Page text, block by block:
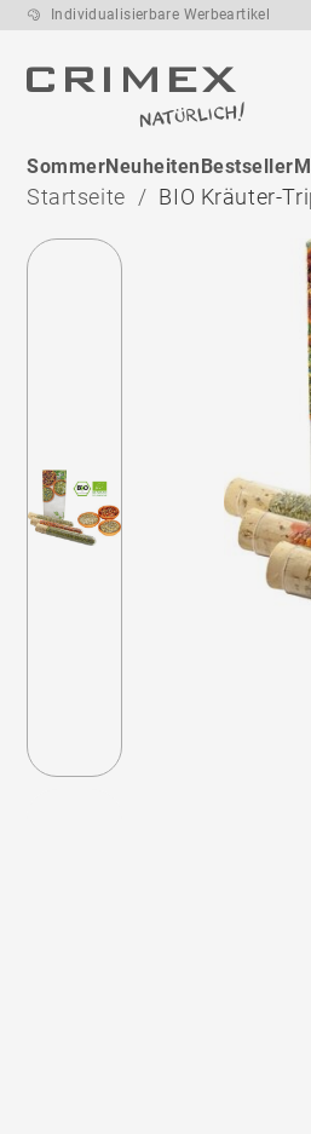
Individualisierbare Werbeartikel
SommerNeuheitenBestseller
Startseite BIO Kräuter-